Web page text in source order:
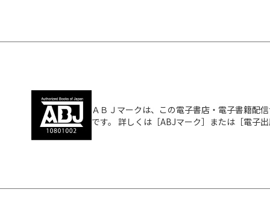
ＡＢＪマークは、この電子書店・電子書籍配
です。 詳しくは［ABJマーク］または［電子